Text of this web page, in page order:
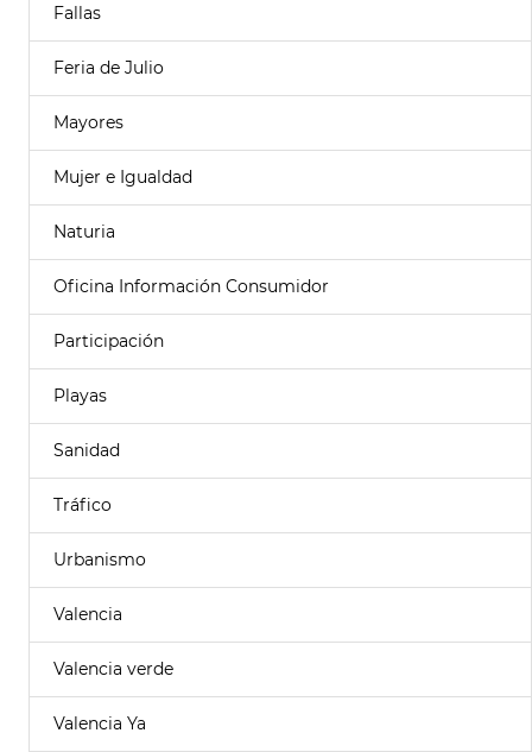
Fallas
Feria de Julio
Mayores
Mujer e Igualdad
Naturia
Oficina Información Consumidor
Participación
Playas
Sanidad
Tráfico
Urbanismo
Valencia
Valencia verde
Valencia Ya